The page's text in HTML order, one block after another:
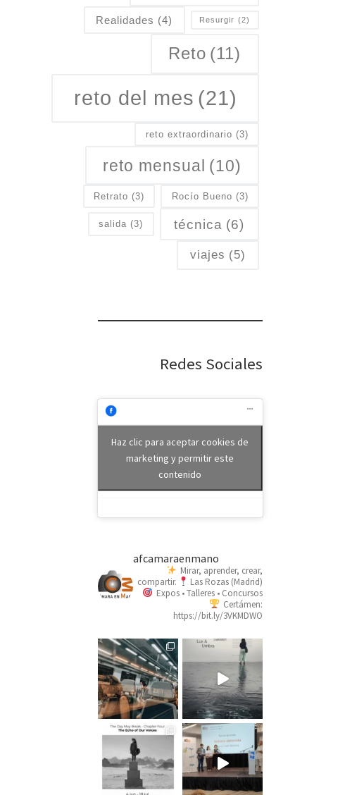
Realidades (4) Resurgir (2)
Reto (11)
reto del mes (21)
reto extraordinario (3)
reto mensual (10)
Retrato (3) Rocío Bueno (3)
salida (3) técnica (6)
viajes (5)
Redes Sociales
Haz clic para aceptar cookies de
marketing y permitir este
contenido
afcamaraenmano
Mirar, aprender, crear,
compartir.
Las Rozas (Madrid)
Expos • Talleres • Concursos
Certámen:
https://bit.ly/3VKMDWO